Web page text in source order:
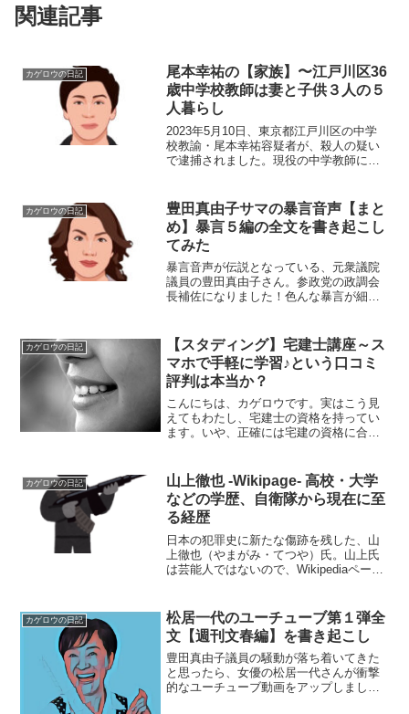
関連記事
カゲロウの日記
尾本幸祐の【家族】〜江戸川区36
歳中学校教師は妻と子供３人の５
人暮らし
2023年5月10日、東京都江戸川区の中学
校教諭・尾本幸祐容疑者が、殺人の疑い
で逮捕されました。現役の中学教師に、
入、帰宅男性を殺害か 男性を殺害した疑
いで逮捕された中...
カゲロウの日記
豊田真由子サマの暴言音声【まと
め】暴言５編の全文を書き起こし
てみた
暴言音声が伝説となっている、元衆議院
議員の豊田真由子さん。参政党の政調会
長補佐になりました！色んな暴言が細切
まとめてみました。📜其の壱：支援者へ
のお詫び編最初に、世間を...
カゲロウの日記
【スタディング】宅建士講座～ス
マホで手軽に学習♪という口コミ
評判は本当か？
こんにちは、カゲロウです。実はこう見
えてもわたし、宅建士の資格を持ってい
ます。いや、正確には宅建の資格に合格
登録しないといけないんですが、それを
やっていないんです。登録す...
カゲロウの日記
山上徹也 -Wikipage- 高校・大学
などの学歴、自衛隊から現在に至
る経歴
日本の犯罪史に新たな傷跡を残した、山
上徹也（やまがみ・てつや）氏。山上氏
は芸能人ではないので、Wikipediaページ
場するのも時間の問題かもしれません
が…それまでの繋...
カゲロウの日記
松居一代のユーチューブ第１弾全
文【週刊文春編】を書き起こし
豊田真由子議員の騒動が落ち着いてきた
と思ったら、女優の松居一代さんが衝撃
的なユーチューブ動画をアップしまし